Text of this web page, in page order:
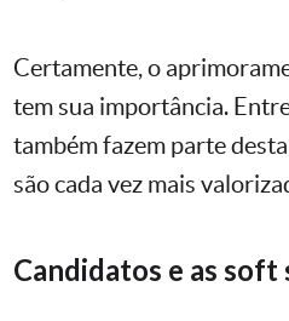
Certamente, o
tem sua importância.
também fazem parte
são cada vez mais
Candidatos e as soft